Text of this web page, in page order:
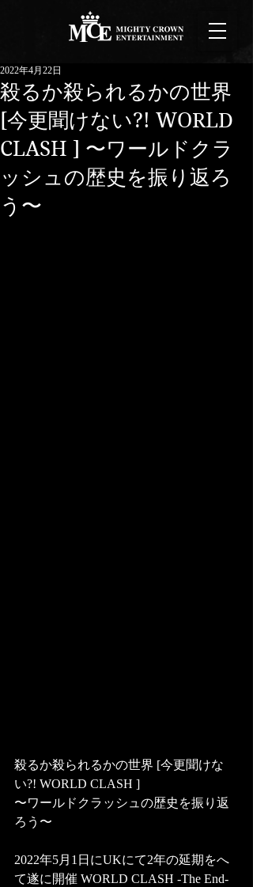
殺るか殺られるかの世界
[今更聞けない?! WORLD
CLASH ] 〜ワールドクラ
ッシュの歴史を振り返ろ
う〜
2022年4月22日
殺るか殺られるかの世界 [今更聞けな
い?! WORLD CLASH ]
〜ワールドクラッシュの歴史を振り返
ろう〜
2022年5月1日にUKにて2年の延期をへ
て遂に開催 WORLD CLASH -The End-